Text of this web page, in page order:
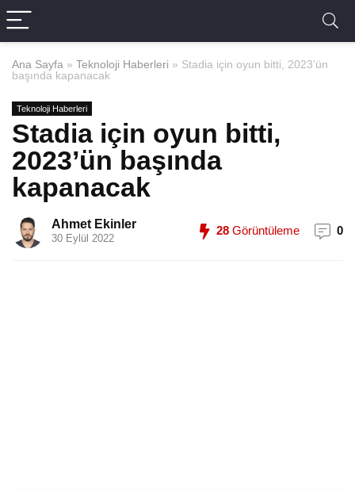
Ana Sayfa » Teknoloji Haberleri » Stadia için oyun bitti, 2023’ün
başında kapanacak
Teknoloji Haberleri
Stadia için oyun bitti,
2023’ün başında
kapanacak
Ahmet Ekinler
30 Eylül 2022
28 Görüntüleme 0